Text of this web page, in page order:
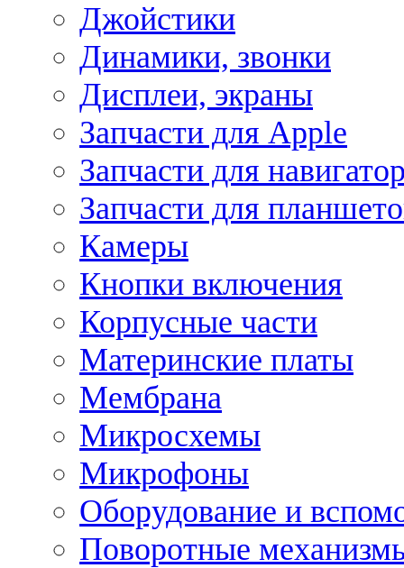
Джойстики
Динамики, звонки
Дисплеи, экраны
Запчасти для Apple
Запчасти для
Запчасти для
Камеры
Кнопки включения
Корпусные части
Материнские платы
Мембрана
Микросхемы
Микрофоны
Оборудование и
Поворотные